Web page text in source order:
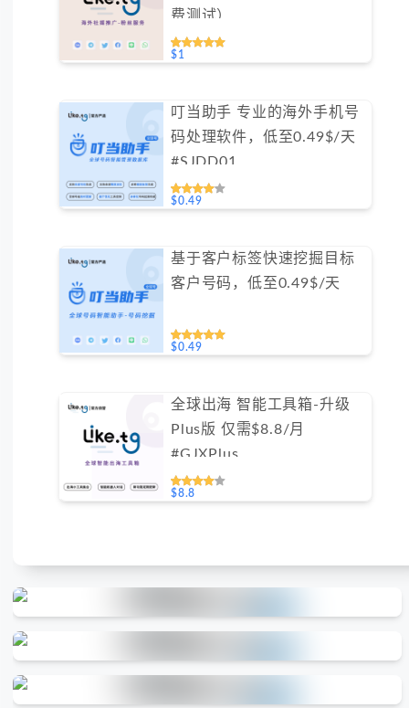
费测试）
$1
叮当助手 专业的海外手机号
码处理软件，低至0.49$/天
#SJDD01
$0.49
基于客户标签快速挖掘目标
客户号码，低至0.49$/天
$0.49
全球出海 智能工具箱-升级
Plus版 仅需$8.8/月
#GJXPlus
$8.8